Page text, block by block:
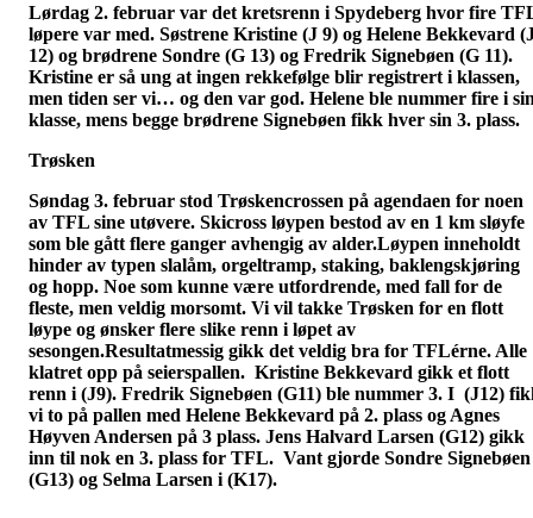
Lørdag 2. februar var det kretsrenn i Spydeberg hvor fire
løpere var med. Søstrene Kristine (J 9) og Helene Bekkevard
12) og brødrene Sondre (G 13) og Fredrik Signebøen (G 11).
Kristine er så ung at ingen rekkefølge blir registrert i klassen,
men tiden ser vi… og den var god. Helene ble nummer fire i
klasse, mens begge brødrene Signebøen fikk hver sin 3. plass.
Trøsken
Søndag 3. februar stod Trøskencrossen på agendaen for noen
av TFL sine utøvere. Skicross løypen bestod av en 1 km sløyfe
som ble gått flere ganger avhengig av alder.Løypen inneholdt
hinder av typen slalåm, orgeltramp, staking, baklengskjøring
og hopp. Noe som kunne være utfordrende, med fall for de
fleste, men veldig morsomt. Vi vil takke Trøsken for en flott
løype og ønsker flere slike renn i løpet av
sesongen.Resultatmessig gikk det veldig bra for TFLérne. Alle
klatret opp på seierspallen. Kristine Bekkevard gikk et flott
renn i (J9). Fredrik Signebøen (G11) ble nummer 3. I (J12)
vi to på pallen med Helene Bekkevard på 2. plass og Agnes
Høyven Andersen på 3 plass. Jens Halvard Larsen (G12) gikk
inn til nok en 3. plass for TFL. Vant gjorde Sondre
(G13) og Selma Larsen i (K17).